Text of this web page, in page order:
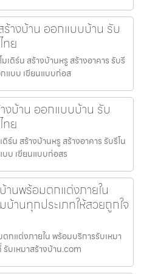
างบ้าน ออกแบบบ้าน รับ
ทย
เดิร์น สร้างบ้านหรู สร้างอาคาร รับรี
แบบ เขียนแบบก่อส
งบ้าน ออกแบบบ้าน รับ
ทย
ร์น สร้างบ้านหรู สร้างอาคาร รับรีโน
บ เขียนแบบก่อสร
านพร้อมตกแต่งภายใน
านทุกประเภทให้สวยถูกใจ
กแต่งภายใน พร้อมบริการรับเหมา
บเหมาสร้างบ้าน.com